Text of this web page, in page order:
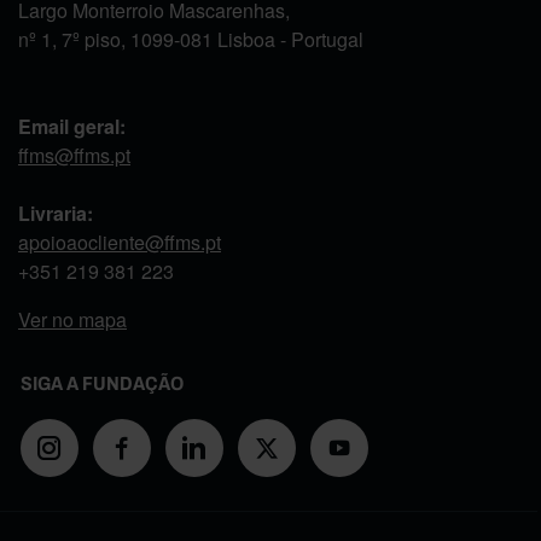
Largo Monterroio Mascarenhas,
nº 1, 7º piso, 1099-081 Lisboa - Portugal
Email geral:
ffms@ffms.pt
Livraria:
apoioaocliente@ffms.pt
+351 219 381 223
Ver no mapa
SIGA A FUNDAÇÃO